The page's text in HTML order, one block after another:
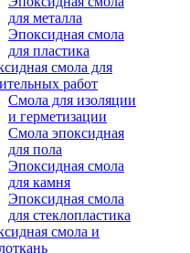
для металла
Эпоксидная смола
для пластика
смола для
работ
Смола для изоляции
и герметизации
Смола эпоксидная
для пола
Эпоксидная смола
для камня
Эпоксидная смола
для стеклопластика
смола и